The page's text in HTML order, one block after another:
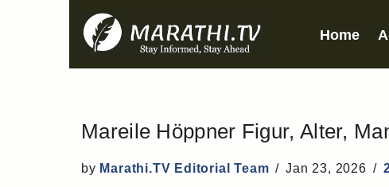
Home
Mareile Höppner Figur, Alter,
by Marathi.TV Editorial Team Jan 23, 2026